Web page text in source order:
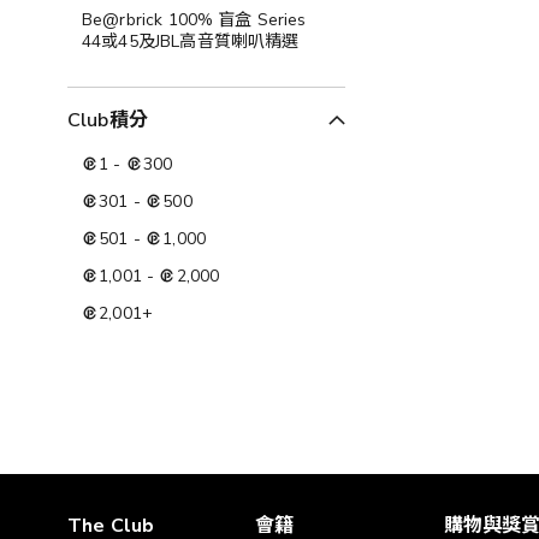
Be@rbrick 100% 盲盒 Series
44或45及JBL高音質喇叭精選
Club積分
1 -
300
301 -
500
501 -
1,000
1,001 -
2,000
2,001+
The Club 會籍 購物與獎賞